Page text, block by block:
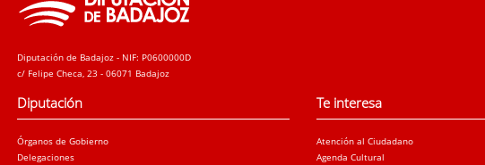
Diputación de Badajoz - NIF: P0600000D
c/ Felipe Checa, 23 - 06071 Badajoz
Diputación
Órganos de Gobierno
Delegaciones
Te interesa
Atención al Ciudadano
Agenda Cultural